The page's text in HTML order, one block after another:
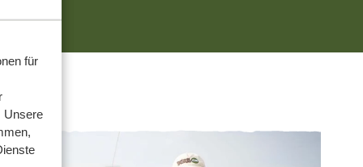
für
Unsere